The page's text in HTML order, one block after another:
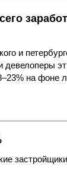
и
на фоне